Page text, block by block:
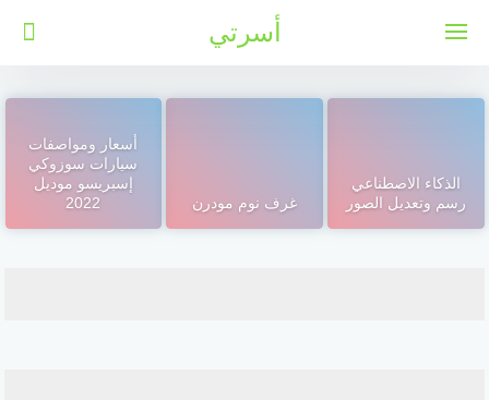
أسرتي
الذكاء الاصطناعي
رسم وتعديل الصور
غرف نوم مودرن
أسعار ومواصفات
سيارات سوزوكي
إسبريسو موديل
2022